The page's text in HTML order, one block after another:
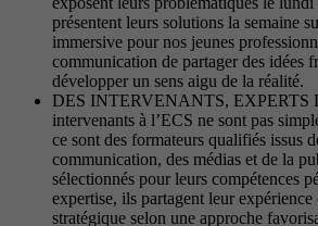
présentent leurs solutions la semaine
immersive pour nos jeunes
communication de partager des idées
développer un sens aigu de la réalité.
DES INTERVENANTS, EXPERTS
intervenants à l’ECS ne sont pas
ce sont des formateurs qualifiés issus
communication, des médias et de la
sélectionnés pour leurs compétences
expertise, ils partagent leur
stratégique selon une approche